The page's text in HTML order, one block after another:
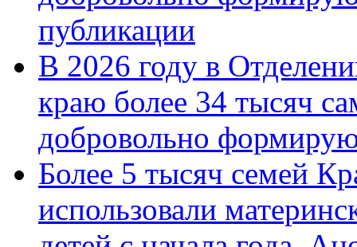
публикации
В 2026 году в
краю более 34 тысяч
добровольно
Более 5 тысяч семей
использовали